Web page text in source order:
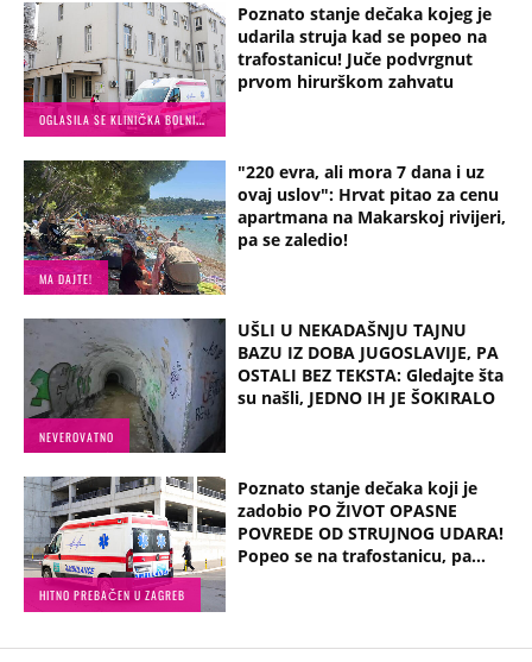
O
GLASILA SE KLINIČKA BOLNICA U ZAGREBU
Poznato stanje dečaka kojeg je
udarila struja kad se popeo na
trafostanicu! Juče podvrgnut
prvom hirurškom zahvatu
MA DAJTE!
"220 evra, ali mora 7 dana i uz
ovaj uslov": Hrvat pitao za cenu
apartmana na Makarskoj rivijeri,
pa se zaledio!
NEVEROVATNO
UŠLI U NEKADAŠNJU TAJNU
BAZU IZ DOBA JUGOSLAVIJE, PA
OSTALI BEZ TEKSTA: Gledajte šta
su našli, JEDNO IH JE ŠOKIRALO
HITNO PREBAČEN U ZAGREB
Poznato stanje dečaka koji je
zadobio PO ŽIVOT OPASNE
POVREDE OD STRUJNOG UDARA!
Popeo se na trafostanicu, pa...